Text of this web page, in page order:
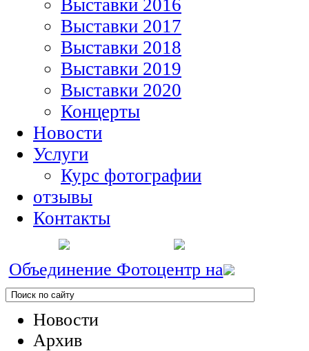
Выставки 2016
Выставки 2017
Выставки 2018
Выставки 2019
Выставки 2020
Концерты
Новости
Услуги
Курс фотографии
отзывы
Контакты
Объединение Фотоцентр на
Новости
Архив